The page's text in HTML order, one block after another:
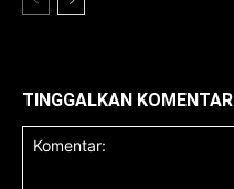
TINGGALKAN KOMENTAR